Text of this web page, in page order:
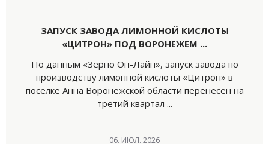
ЗАПУСК ЗАВОДА ЛИМОННОЙ КИСЛОТЫ
«ЦИТРОН» ПОД ВОРОНЕЖЕМ ...
По данным «Зерно Он-Лайн», запуск завода по
производству лимонной кислоты «Цитрон» в
поселке Анна Воронежской области перенесен на
третий квартал ...
06. ИЮЛ. 2026